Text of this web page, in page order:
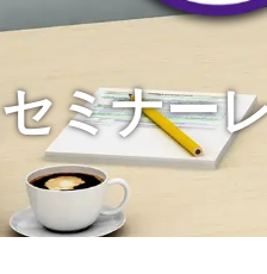
セミナー